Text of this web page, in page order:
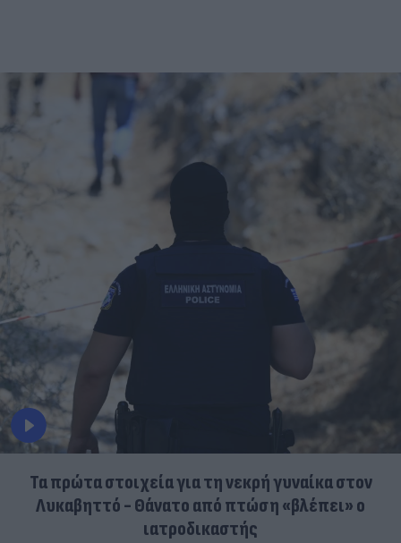
Τα πρώτα στοιχεία για τη νεκρή γυναίκα στον
Λυκαβηττό - Θάνατο από πτώση «βλέπει» ο
ιατροδικαστής